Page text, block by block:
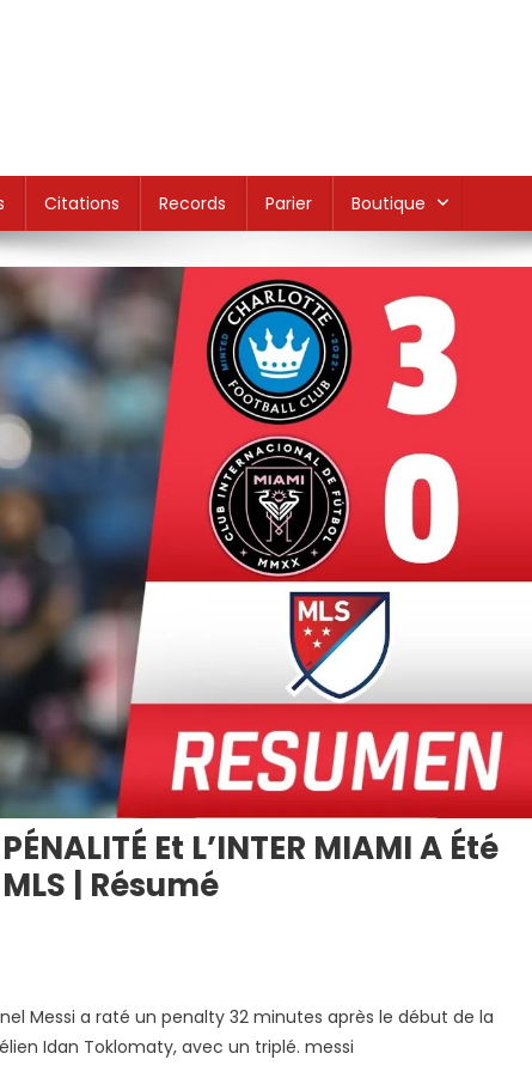
Citations Records Parier Boutique
Et L’INTER MIAMI A Été
| Résumé
Messi a raté un penalty 32 minutes après le début de la
Idan Toklomaty, avec un triplé. messi